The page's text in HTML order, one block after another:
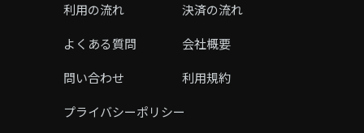
利用の流れ
決済の流れ
よくある質問
会社概要
問い合わせ
利用規約
プライバシーポリシー